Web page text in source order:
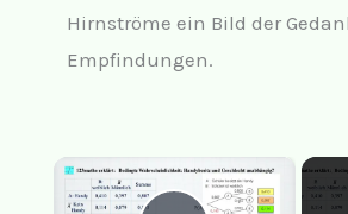
Hirnströme ein Bild der
Empfindungen.